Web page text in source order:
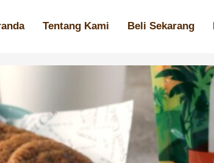
Tentang Kami Beli Sekarang